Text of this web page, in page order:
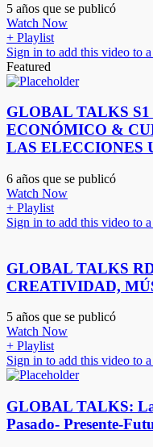
5 años que se publicó
Watch Now
+ Playlist
Sign in to add this video to
Featured
GLOBAL TALKS
ECONÓMICO &
LAS ELECCIONES
6 años que se publicó
Watch Now
+ Playlist
Sign in to add this video to
GLOBAL TALKS
CREATIVIDAD,
5 años que se publicó
Watch Now
+ Playlist
Sign in to add this video to
GLOBAL TALKS:
Pasado- Presente-